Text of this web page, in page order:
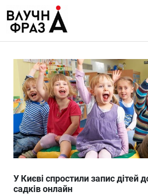
содержимому
Гроші
Життя
Лайфстайл
ТехноНаука
Людина
Ukraine
У Києві спростили запис дітей
садків онлайн